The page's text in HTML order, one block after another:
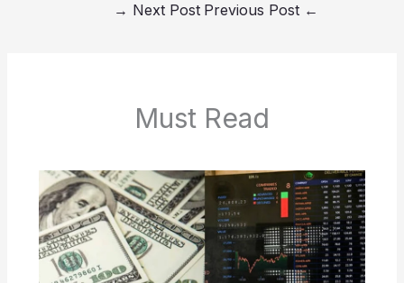
←
Next Post
→
Must Read